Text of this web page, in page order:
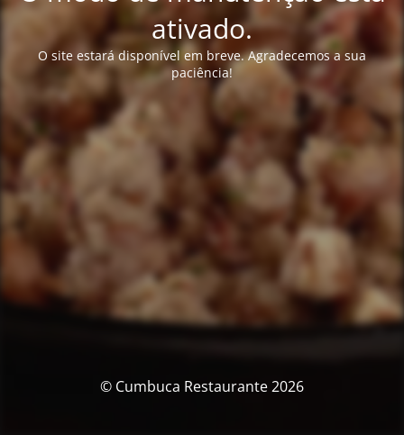
ativado.
O site estará disponível em breve. Agradecemos a sua
paciência!
© Cumbuca Restaurante 2026